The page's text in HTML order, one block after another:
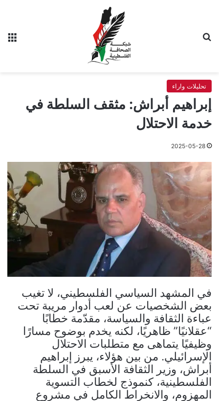
تحليلات واراء
إبراهيم أبراش: مثقف السلطة في
خدمة الاحتلال
2025-05-28
في المشهد السياسي الفلسطيني، لا تغيب
بعض الشخصيات عن لعب أدوار مريبة تحت
عباءة الثقافة والسياسة، مقدّمة خطابًا
“عقلانيًا” ظاهريًا، لكنه يخدم بوضوح مسارًا
وظيفيًا يتماهى مع متطلبات الاحتلال
الإسرائيلي. من بين هؤلاء، يبرز إبراهيم
أبراش، وزير الثقافة الأسبق في السلطة
الفلسطينية، كنموذج لخطاب التسوية
المهزوم، والانخراط الكامل في مشروع